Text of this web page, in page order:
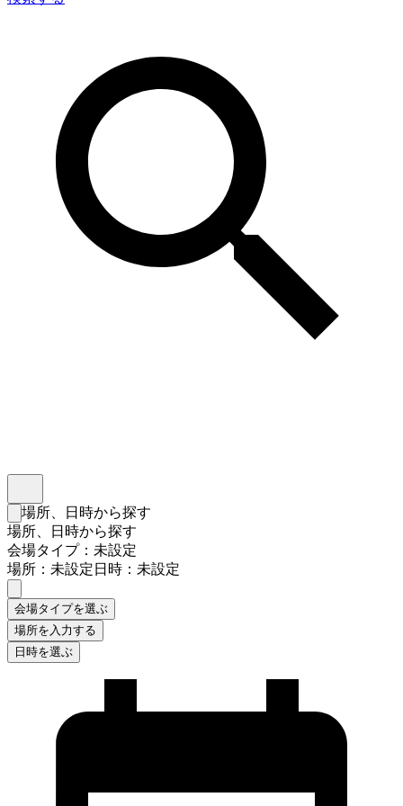
検索フォームを閉じる
場所、日時から探す
場所、日時から探す
会場タイプ：未設定
場所：未設定日時：未設定
会場タイプを選ぶ
場所を入力する
日時を選ぶ